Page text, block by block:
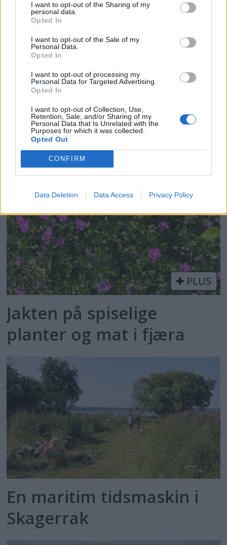
I want to opt-out of the Sharing of my
personal data.
Opted In
I want to opt-out of the Sale of my
Personal Data.
Opted In
I want to opt-out of processing my
Personal Data for Targeted Advertising.
Opted In
I want to opt-out of Collection, Use,
Retention, Sale, and/or Sharing of my
Personal Data that Is Unrelated with the
Purposes for which it was collected.
Opted Out
CONFIRM
Data Deletion Data Access Privacy Policy
Værfast på Merdø
PLUS
Jakten på spiselige
planter og mat i fjæra
En maritim tidsmaskin i
Skagerrak